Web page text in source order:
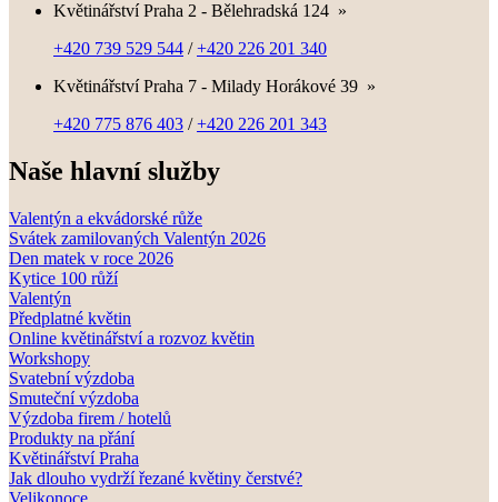
Květinářství Praha 2 - Bělehradská 124 »
+420 739 529 544 /+420 226 201 340
Květinářství Praha 7 - Milady Horákové 39 »
+420 775 876 403 /+420 226 201 343
Naše hlavní služby
Valentýn a ekvádorské růže
Svátek zamilovaných Valentýn 2026
Den matek v roce 2026
Kytice 100 růží
Valentýn
Předplatné květin
Online květinářství a rozvoz květin
Workshopy
Svatební výzdoba
Smuteční výzdoba
Výzdoba firem / hotelů
Produkty na přání
Květinářství Praha
Jak dlouho vydrží řezané květiny čerstvé?